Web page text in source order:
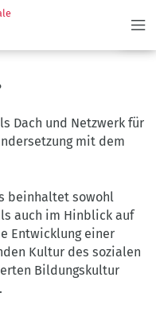
Dach und Netzwerk für
mit dem
beinhaltet sowohl
auch im Hinblick auf
Entwicklung einer
Kultur des sozialen
Bildungskultur